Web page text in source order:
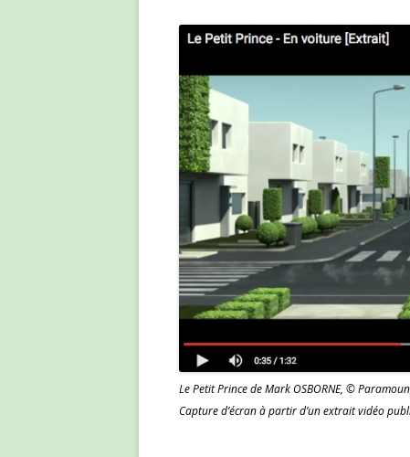
Le Petit Prince de Mark OSBORNE, ©
Capture d’écran à partir d’un extrait vidéo